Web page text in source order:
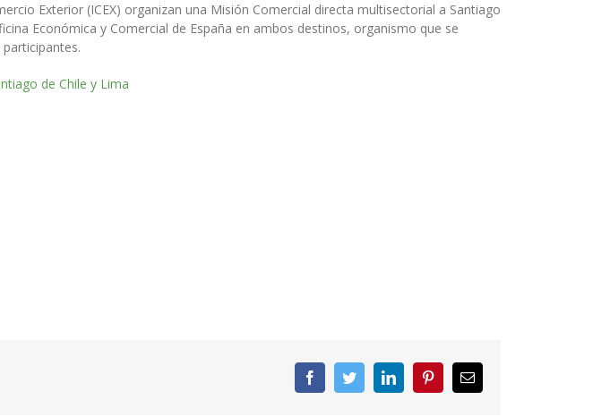
Exterior (ICEX) organizan una Misión Comercial directa multisectorial a Santiago
Económica y Comercial de España en ambos destinos, organismo que se
de Chile y Lima
FacebookTwitterLinkedInPinterestCorreo
electrónico